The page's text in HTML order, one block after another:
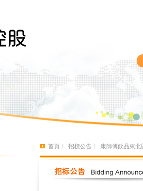
首頁 〉 招標公告 〉 康師傅飲品東